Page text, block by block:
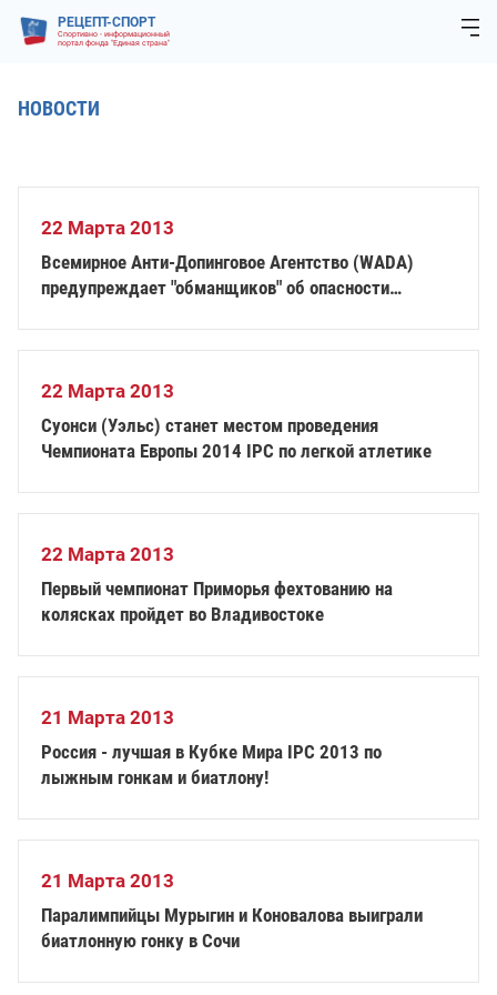
РЕЦЕПТ-СПОРТ
Спортивно - информационный
портал фонда "Единая страна"
НОВОСТИ
22 Марта 2013
Всемирное Анти-Допинговое Агентство (WADA)
предупреждает "обманщиков" об опасности
22 Марта 2013
Суонси (Уэльс) станет местом проведения
Чемпионата Европы 2014 IPC по легкой атлетике
22 Марта 2013
Первый чемпионат Приморья фехтованию на
колясках пройдет во Владивостоке
21 Марта 2013
Россия - лучшая в Кубке Мира IPC 2013 по
лыжным гонкам и биатлону!
21 Марта 2013
Паралимпийцы Мурыгин и Коновалова выиграли
биатлонную гонку в Сочи